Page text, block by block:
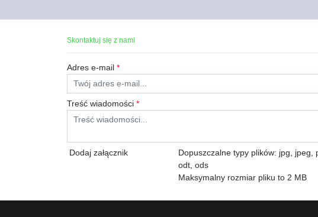
Skontaktuj się z nami
Adres e-mail *
Treść wiadomości *
Dodaj załącznik
Dopuszczalne typy plików: jpg, jpeg,
odt, ods
Maksymalny rozmiar pliku to 2 MB